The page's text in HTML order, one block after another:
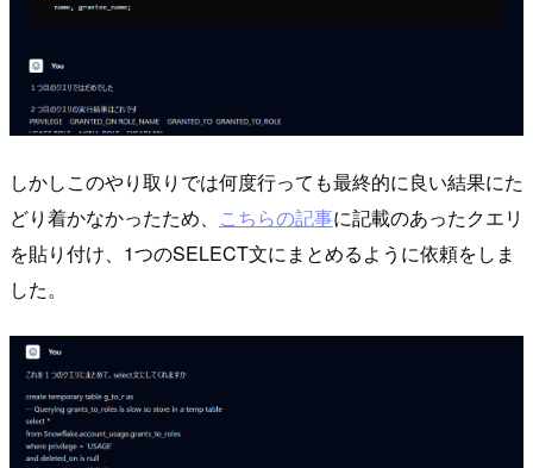
しかしこのやり取りでは何度行っても最終的に良い結果にた
どり着かなかったため、 こちらの記事に記載のあったクエリ
を貼り付け、1つのSELECT文にまとめるように依頼をしま
した。